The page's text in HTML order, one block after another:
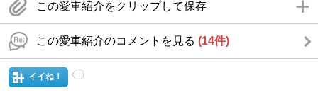
この愛車紹介をクリップして保存
この愛車紹介のコメントを見る (14件)
イイね！